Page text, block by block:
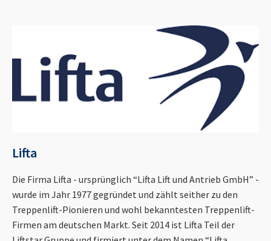
Lifta
Die Firma Lifta - ursprünglich “Lifta Lift und Antrieb GmbH” -
wurde im Jahr 1977 gegründet und zählt seither zu den
Treppenlift-Pionieren und wohl bekanntesten Treppenlift-
Firmen am deutschen Markt. Seit 2014 ist Lifta Teil der